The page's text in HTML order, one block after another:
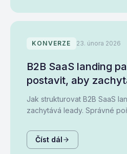
KONVERZE 23. února 2026
B2B SaaS landing
postavit, aby
Jak strukturovat B2B SaaS
zachytává leady. Správné
příklady.
Číst dál